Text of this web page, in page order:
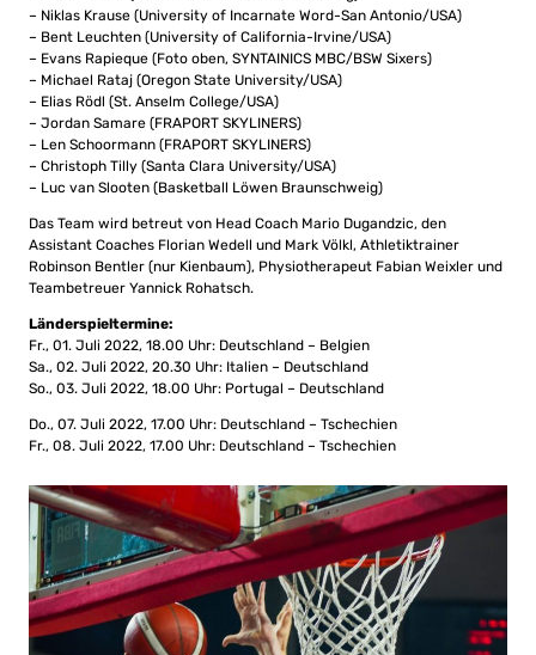
– Niklas Krause (University of Incarnate Word-San Antonio/USA)
– Bent Leuchten (University of California-Irvine/USA)
– Evans Rapieque (Foto oben, SYNTAINICS MBC/BSW Sixers)
– Michael Rataj (Oregon State University/USA)
– Elias Rödl (St. Anselm College/USA)
– Jordan Samare (FRAPORT SKYLINERS)
– Len Schoormann (FRAPORT SKYLINERS)
– Christoph Tilly (Santa Clara University/USA)
– Luc van Slooten (Basketball Löwen Braunschweig)
Das Team wird betreut von Head Coach Mario Dugandzic, den
Assistant Coaches Florian Wedell und Mark Völkl, Athletiktrainer
Robinson Bentler (nur Kienbaum), Physiotherapeut Fabian Weixler und
Teambetreuer Yannick Rohatsch.
Länderspieltermine:
Fr., 01. Juli 2022, 18.00 Uhr: Deutschland – Belgien
Sa., 02. Juli 2022, 20.30 Uhr: Italien – Deutschland
So., 03. Juli 2022, 18.00 Uhr: Portugal – Deutschland
Do., 07. Juli 2022, 17.00 Uhr: Deutschland – Tschechien
Fr., 08. Juli 2022, 17.00 Uhr: Deutschland – Tschechien